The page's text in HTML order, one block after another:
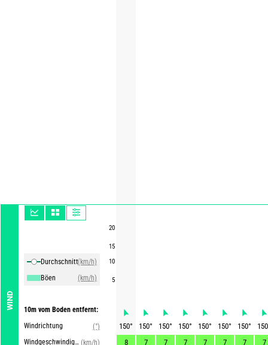
WIND
Durchschnittliche Winde
(km/h)
Böen
(km/h)
10m vom Boden entfernt:
Windrichtung
(°)
Windgeschwindigkeit (km/h)
20
15
10
5
150° 150° 150° 150° 150° 150° 150°
150
8
7 7 7 7 7 7 7